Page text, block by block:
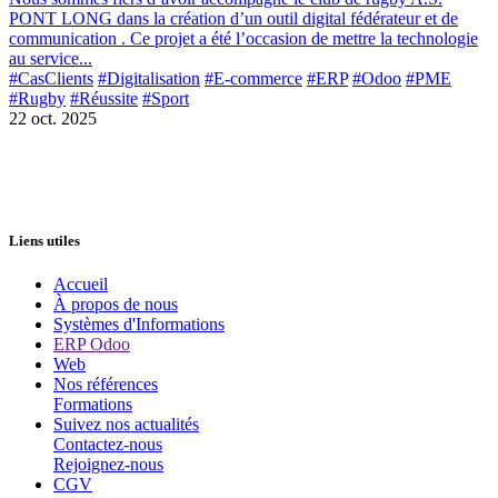
PONT LONG dans la création d’un outil digital fédérateur et de
communication . Ce projet a été l’occasion de mettre la technologie
au service...
#CasClients #Digitalisation #E-commerce #ERP #Odoo #PME
#Rugby #Réussite #Sport
22 oct. 2025
Liens utiles
Accueil
À propos de nous
Systèmes d'Informations
ERP Odoo
Web
Nos références
Formations
Suivez nos actualités
Contactez-nous
Rejoignez-nous
CGV